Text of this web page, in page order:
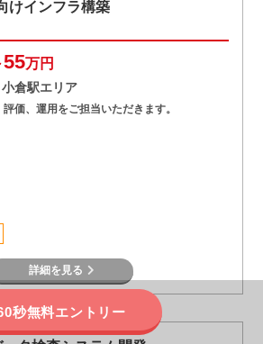
けインフラ構築
55万円
倉駅エリア
価、運用をご担当いただきます。
詳細を見る
秒無料エントリー